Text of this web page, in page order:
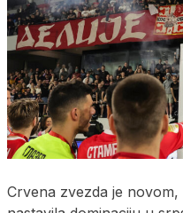
Crvena zvezda je